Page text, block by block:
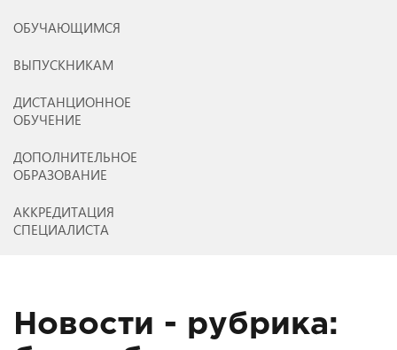
ОБУЧАЮЩИМСЯ
ВЫПУСКНИКАМ
ДИСТАНЦИОННОЕ
ОБУЧЕНИЕ
ДОПОЛНИТЕЛЬНОЕ
ОБРАЗОВАНИЕ
АККРЕДИТАЦИЯ
СПЕЦИАЛИСТА
Новости - рубрика: